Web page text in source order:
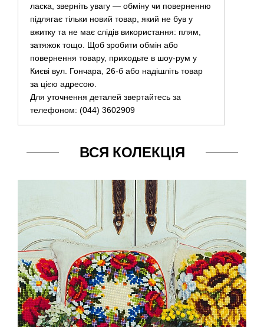
ласка, зверніть увагу — обміну чи поверненню
підлягає тільки новий товар, який не був у
вжитку та не має слідів використання: плям,
затяжок тощо. Щоб зробити обмін або
повернення товару, приходьте в шоу-рум у
Києві вул. Гончара, 26-б або надішліть товар
за цією адресою.
Для уточнення деталей звертайтесь за
телефоном: (044) 3602909
ВСЯ КОЛЕКЦІЯ